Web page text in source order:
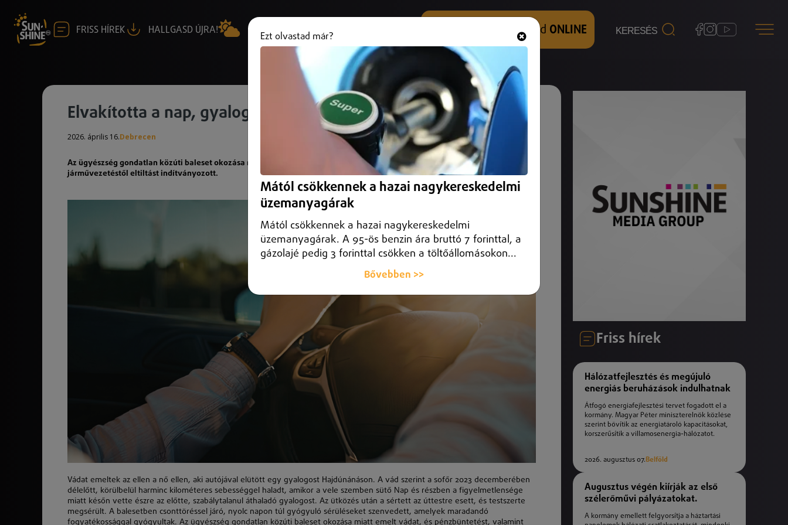
FRISS HÍREK HALLGASD ÚJRA! +36 (20) 316 3000 Hallgasd és nézd ONLINE
Elvakította a nap, gyalogost gázolt egy nő Hajdúnánáson
2026. április 16.Debrecen
Az ügyészség gondatlan közúti baleset okozása miatt emelt vádat, és pénzbüntetést, valamint meghatározott időre szóló
járművezetéstől eltiltást indítványozott.
Vádat emeltek az ellen a nő ellen, aki autójával elütött egy gyalogost Hajdúnánáson. A vád szerint a sofőr 2023 decemberében
délelőtt, körülbelül harminc kilométeres sebességgel haladt, amikor a vele szemben sütő Nap és részben a figyelmetlensége
miatt későn vette észre az előtte, szabálytalanul áthaladó gyalogost. Az ütközés után a sértett az úttestre esett, és testszerte
megsérült. A balesetben csonttöréssel járó, nyolc napon túl gyógyuló sérüléseket szenvedett, amelyek maradandó
fogyatékossággal gyógyultak. Az ügyészség gondatlan közúti baleset okozása miatt emelt vádat, és pénzbüntetést, valamint
Friss hírek
Hálózatfejlesztés és megújuló
energiás beruházások indulhatnak
Átfogó energiafejlesztési tervet fogadott el a
kormány. Magyar Péter miniszterelnök közlése
szerint bővítik az energiatároló kapacitásokat,
korszerűsítik a villamosenergia-hálózatot.
2026. augusztus 07.Belföld
Augusztus végén kiírják az első
szélerőművi pályázatokat.
A kormány emellett felgyorsítja a háztartási
Ezt olvastad már?
Mától csökkennek a hazai nagykereskedelmi
üzemanyagárak
Mától csökkennek a hazai nagykereskedelmi
üzemanyagárak. A 95-ös benzin ára bruttó 7 forinttal, a
gázolajé pedig 3 forinttal csökken a töltőállomásokon...
Bővebben >>